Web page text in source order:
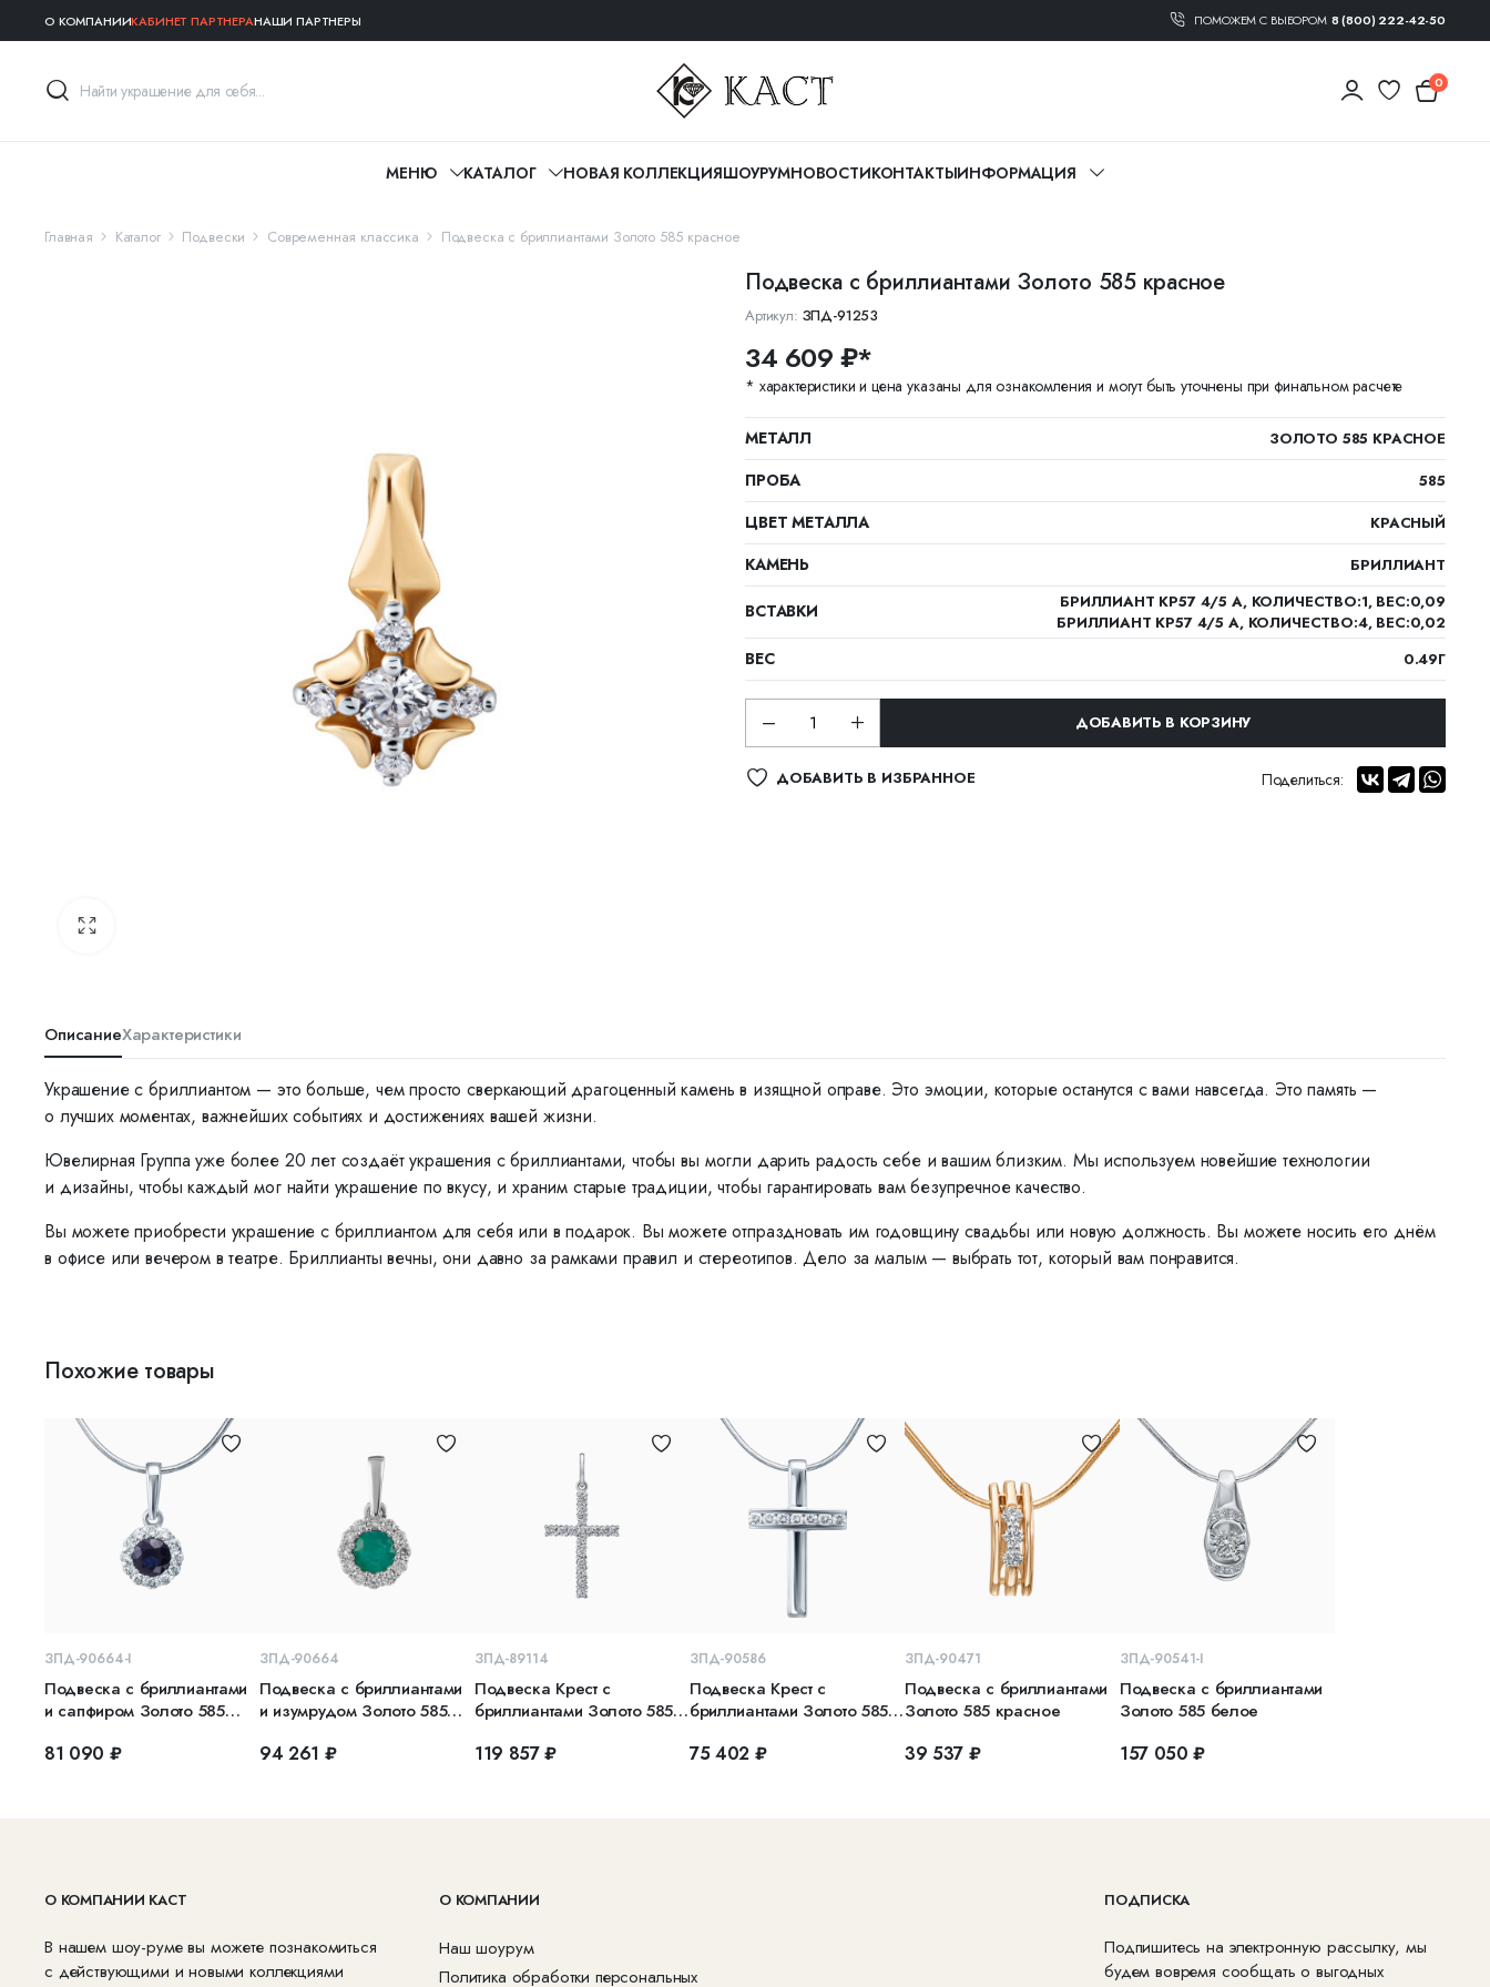
О КОМПАНИИКАБИНЕТ ПАРТНЕРАНАШИ ПАРТНЕРЫ ПОМОЖЕМ С ВЫБОРОМ 8 (800) 222-42-50
0
МЕНЮ КАТАЛОГ НОВАЯ КОЛЛЕКЦИЯШОУРУМНОВОСТИКОНТАКТЫИНФОРМАЦИЯ
Главная Каталог Подвески Современная классика Подвеска с бриллиантами Золото 585 красное
Подвеска с бриллиантами Золото 585 красное
Артикул: ЗПД-91253
34 609 ₽*
* характеристики и цена указаны для ознакомления и могут быть уточнены при финальном расчете
МЕТАЛЛ ЗОЛОТО 585 КРАСНОЕ
ПРОБА 585
ЦВЕТ МЕТАЛЛА КРАСНЫЙ
КАМЕНЬ БРИЛЛИАНТ
ВСТАВКИ
БРИЛЛИАНТ КР57 4/5 А, КОЛИЧЕСТВО:1, ВЕС:0,09
БРИЛЛИАНТ КР57 4/5 А, КОЛИЧЕСТВО:4, ВЕС:0,02
ВЕС 0.49Г
ДОБАВИТЬ В КОРЗИНУ
ДОБАВИТЬ В ИЗБРАННОЕ Поделиться:
ОписаниеХарактеристики
Украшение с бриллиантом — это больше, чем просто сверкающий драгоценный камень в изящной оправе. Это эмоции, которые останутся с вами навсегда. Это память —
о лучших моментах, важнейших событиях и достижениях вашей жизни.
Ювелирная Группа уже более 20 лет создаёт украшения с бриллиантами, чтобы вы могли дарить радость себе и вашим близким. Мы используем новейшие технологии
и дизайны, чтобы каждый мог найти украшение по вкусу, и храним старые традиции, чтобы гарантировать вам безупречное качество.
Вы можете приобрести украшение с бриллиантом для себя или в подарок. Вы можете отпраздновать им годовщину свадьбы или новую должность. Вы можете носить его днём
в офисе или вечером в театре. Бриллианты вечны, они давно за рамками правил и стереотипов. Дело за малым — выбрать тот, который вам понравится.
Похожие товары
В КОРЗИНУ
ЗПД-90664-I
Подвеска с бриллиантами
и сапфиром Золото 585
81 090 ₽
В КОРЗИНУ
ЗПД-90664
Подвеска с бриллиантами
и изумрудом Золото 585
94 261 ₽
В КОРЗИНУ
ЗПД-89114
Подвеска Крест с
бриллиантами Золото 585
119 857 ₽
В КОРЗИНУ
ЗПД-90586
Подвеска Крест с
бриллиантами Золото 585
75 402 ₽
В КОРЗИНУ
ЗПД-90471
Подвеска с бриллиантами
Золото 585 красное
39 537 ₽
В КОРЗИНУ
ЗПД-90541-I
Подвеска с бриллиантами
Золото 585 белое
157 050 ₽
О КОМПАНИИ КАСТ
В нашем шоу-руме вы можете познакомиться
с действующими и новыми коллекциями
О КОМПАНИИ
Наш шоурум
Политика обработки персональных
ПОДПИСКА
Подпишитесь на электронную рассылку, мы
будем вовремя сообщать о выгодных